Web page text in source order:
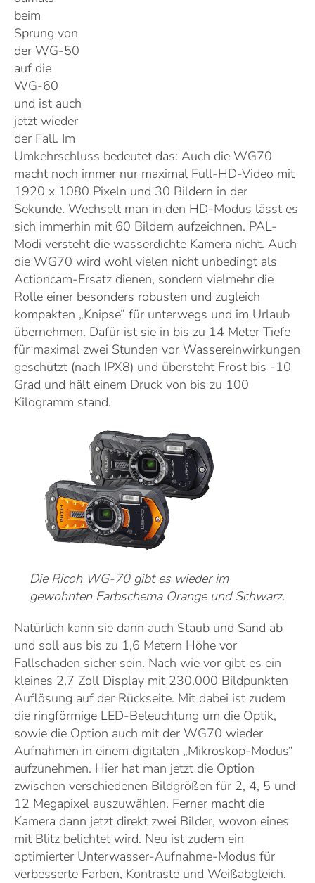
beim
Sprung von
der WG-50
auf die
WG-60
und ist auch
jetzt wieder
der Fall. Im
Umkehrschluss bedeutet das: Auch die WG70
macht noch immer nur maximal Full-HD-Video mit
1920 x 1080 Pixeln und 30 Bildern in der
Sekunde. Wechselt man in den HD-Modus lässt es
sich immerhin mit 60 Bildern aufzeichnen. PAL-
Modi versteht die wasserdichte Kamera nicht. Auch
die WG70 wird wohl vielen nicht unbedingt als
Actioncam-Ersatz dienen, sondern vielmehr die
Rolle einer besonders robusten und zugleich
kompakten „Knipse“ für unterwegs und im Urlaub
übernehmen. Dafür ist sie in bis zu 14 Meter Tiefe
für maximal zwei Stunden vor Wassereinwirkungen
geschützt (nach IPX8) und übersteht Frost bis -10
Grad und hält einem Druck von bis zu 100
Kilogramm stand.
Die Ricoh WG-70 gibt es wieder im
gewohnten Farbschema Orange und Schwarz.
Natürlich kann sie dann auch Staub und Sand ab
und soll aus bis zu 1,6 Metern Höhe vor
Fallschaden sicher sein. Nach wie vor gibt es ein
kleines 2,7 Zoll Display mit 230.000 Bildpunkten
Auflösung auf der Rückseite. Mit dabei ist zudem
die ringförmige LED-Beleuchtung um die Optik,
sowie die Option auch mit der WG70 wieder
Aufnahmen in einem digitalen „Mikroskop-Modus“
aufzunehmen. Hier hat man jetzt die Option
zwischen verschiedenen Bildgrößen für 2, 4, 5 und
12 Megapixel auszuwählen. Ferner macht die
Kamera dann jetzt direkt zwei Bilder, wovon eines
mit Blitz belichtet wird. Neu ist zudem ein
optimierter Unterwasser-Aufnahme-Modus für
verbesserte Farben, Kontraste und Weißabgleich.